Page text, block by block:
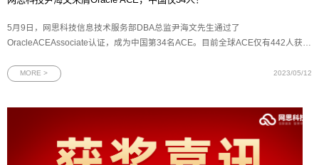
5月9日，网思科技信息技术服务部DBA总监尹海文先生通过了
OracleACEAssociate认证，成为中国第34名ACE。目前全球ACE仅有442人获评
方的高度认可。图为ACE Program官网显示信息Oracle ACE项目作为Oracle社区
MORE > 2023/05/12